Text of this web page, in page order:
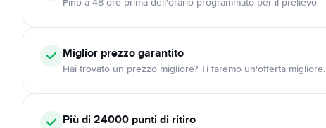
Fino a 48 ore prima dell'orario programmato per il prelievo
Miglior prezzo garantito
Hai trovato un prezzo migliore? Ti faremo un'offerta migliore.
Più di 24000 punti di ritiro